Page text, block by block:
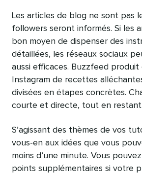
Les articles de blog ne sont pas
followers seront informés. Si les
bon moyen de dispenser des
détaillées, les réseaux sociaux
aussi efficaces. Buzzfeed produit
Instagram de recettes
divisées en étapes concrètes.
courte et directe, tout en restant
S’agissant des thèmes de vos
vous-en aux idées que vous
moins d’une minute. Vous
points supplémentaires si votre